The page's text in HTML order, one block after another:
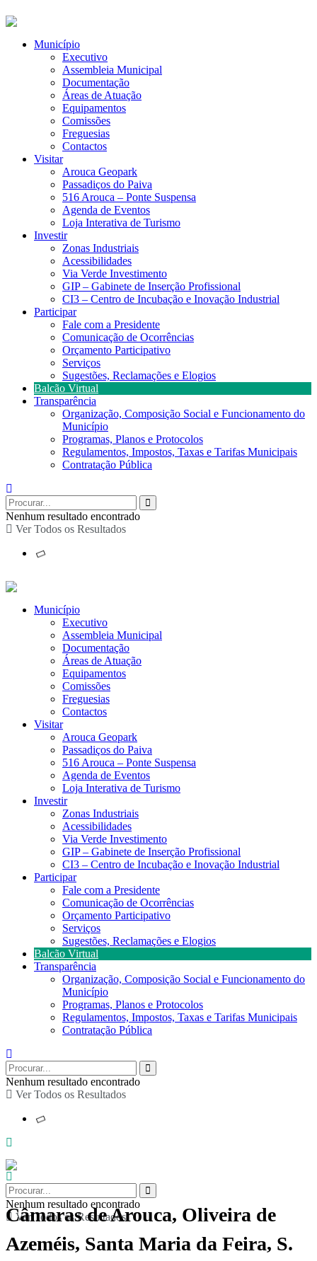
Município
Executivo
Assembleia Municipal
Documentação
Áreas de Atuação
Equipamentos
Comissões
Freguesias
Contactos
Visitar
Arouca Geopark
Passadiços do Paiva
516 Arouca – Ponte Suspensa
Agenda de Eventos
Loja Interativa de Turismo
Investir
Zonas Industriais
Acessibilidades
Via Verde Investimento
GIP – Gabinete de Inserção Profissional
CI3 – Centro de Incubação e Inovação Industrial
Participar
Fale com a Presidente
Comunicação de Ocorrências
Orçamento Participativo
Serviços
Sugestões, Reclamações e Elogios
Balcão Virtual
Transparência
Organização, Composição Social e Funcionamento do
Município
Programas, Planos e Protocolos
Regulamentos, Impostos, Taxas e Tarifas Municipais
Contratação Pública
Nenhum resultado encontrado
Ver Todos os Resultados
Município
Executivo
Assembleia Municipal
Documentação
Áreas de Atuação
Equipamentos
Comissões
Freguesias
Contactos
Visitar
Arouca Geopark
Passadiços do Paiva
516 Arouca – Ponte Suspensa
Agenda de Eventos
Loja Interativa de Turismo
Investir
Zonas Industriais
Acessibilidades
Via Verde Investimento
GIP – Gabinete de Inserção Profissional
CI3 – Centro de Incubação e Inovação Industrial
Participar
Fale com a Presidente
Comunicação de Ocorrências
Orçamento Participativo
Serviços
Sugestões, Reclamações e Elogios
Balcão Virtual
Transparência
Organização, Composição Social e Funcionamento do
Município
Programas, Planos e Protocolos
Regulamentos, Impostos, Taxas e Tarifas Municipais
Contratação Pública
Nenhum resultado encontrado
Ver Todos os Resultados
Nenhum resultado encontrado
Ver Todos os Resultados
Câmaras de Arouca, Oliveira de
Azeméis, Santa Maria da Feira, S.